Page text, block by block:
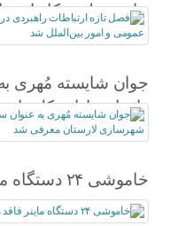
حاجی‌دولو سکاندار
شد
جوان شایسته مُهری
راهداری اداره کل
شد
خاموشی ۲۴ دستگاه ماینر فاقد مجوز در لامرد